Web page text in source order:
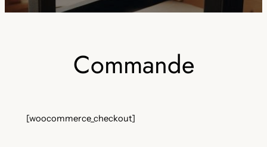
Commande
[woocommerce_checkout]